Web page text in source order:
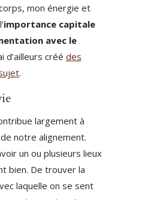
mon énergie et
importance capitale
avec le
d’ailleurs créé des
.
largement à
notre alignement.
un ou plusieurs lieux
bien. De trouver la
laquelle on se sent